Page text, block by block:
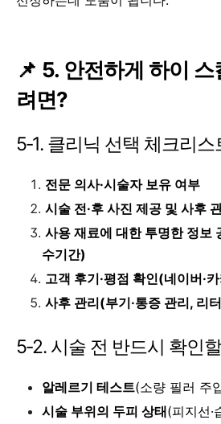
📌 5. 안전하게 하이
려면?
5‑1. 클리닉 선택 체크리스
전문 의사·시술자 보유 여부
시술 전·후 사진 제공 및 사후
사용 재료에 대한 투명한 정보
수기간)
고객 후기·평점 확인(네이버·
사후 관리(부기·통증 관리, 리
5‑2. 시술 전 반드시 확인
알레르기 테스트(소량 필러 주
시술 부위의 두피 상태(피지선·